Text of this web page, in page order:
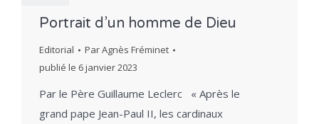
Portrait d’un homme de Dieu
Editorial ParAgnès Fréminet
publié le 6 janvier 2023
Par le Père Guillaume Leclerc « Après le
grand pape Jean-Paul II, les cardinaux